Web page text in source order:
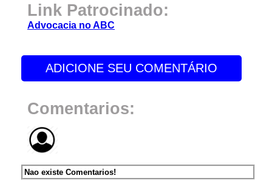
Link Patrocinado:
Advocacia no ABC
ADICIONE SEU COMENTÁRIO
Comentarios:
Nao existe Comentarios!